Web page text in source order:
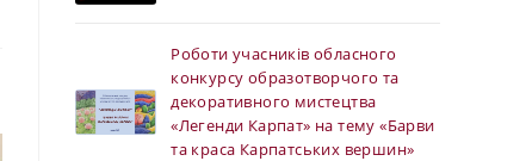
Роботи учасників обласного
конкурсу образотворчого та
декоративного мистецтва
«Легенди Карпат» на тему «Барви
та краса Карпатських вершин»